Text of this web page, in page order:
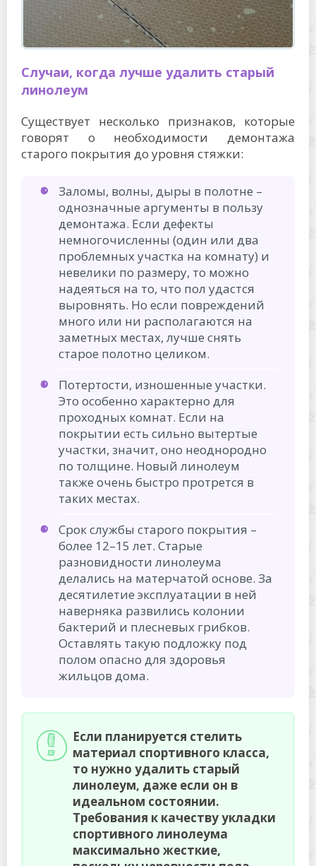
Случаи, когда лучше удалить старый
линолеум
Существует несколько признаков, которые
говорят о необходимости демонтажа
старого покрытия до уровня стяжки:
Заломы, волны, дыры в полотне –
однозначные аргументы в пользу
демонтажа. Если дефекты
немногочисленны (один или два
проблемных участка на комнату) и
невелики по размеру, то можно
надеяться на то, что пол удастся
выровнять. Но если повреждений
много или ни располагаются на
заметных местах, лучше снять
старое полотно целиком.
Потертости, изношенные участки.
Это особенно характерно для
проходных комнат. Если на
покрытии есть сильно вытертые
участки, значит, оно неоднородно
по толщине. Новый линолеум
также очень быстро протрется в
таких местах.
Срок службы старого покрытия –
более 12–15 лет. Старые
разновидности линолеума
делались на матерчатой основе. За
десятилетие эксплуатации в ней
наверняка развились колонии
бактерий и плесневых грибков.
Оставлять такую подложку под
полом опасно для здоровья
жильцов дома.
Если планируется стелить
материал спортивного класса,
то нужно удалить старый
линолеум, даже если он в
идеальном состоянии.
Требования к качеству укладки
спортивного линолеума
максимально жесткие,